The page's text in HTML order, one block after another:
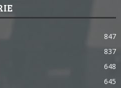
847
837
648
645